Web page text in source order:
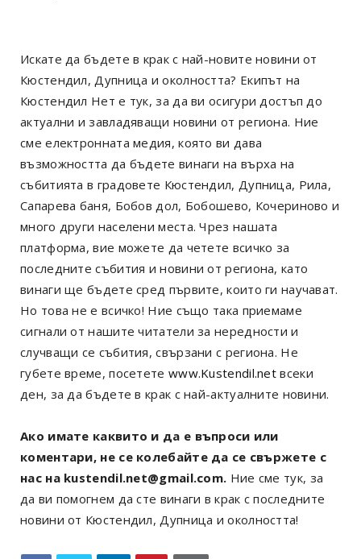
Искате да бъдете в крак с най-новите новини от
Кюстендил, Дупница и околността? Екипът на
Кюстендил Нет е тук, за да ви осигури достъп до
актуални и завладяващи новини от региона. Ние
сме електронната медия, която ви дава
възможността да бъдете винаги на върха на
събитията в градовете Кюстендил, Дупница, Рила,
Сапарева баня, Бобов дол, Бобошево, Кочериново и
много други населени места. Чрез нашата
платформа, вие можете да четете всичко за
последните събития и новини от региона, като
винаги ще бъдете сред първите, които ги научават.
Но това не е всичко! Ние също така приемаме
сигнали от нашите читатели за нередности и
случващи се събития, свързани с региона. Не
губете време, посетете www.Kustendil.net всеки
ден, за да бъдете в крак с най-актуалните новини.
Ако имате каквито и да е въпроси или
коментари, не се колебайте да се свържете с
нас на kustendil.net@gmail.com. Ние сме тук, за
да ви помогнем да сте винаги в крак с последните
новини от Кюстендил, Дупница и околността!